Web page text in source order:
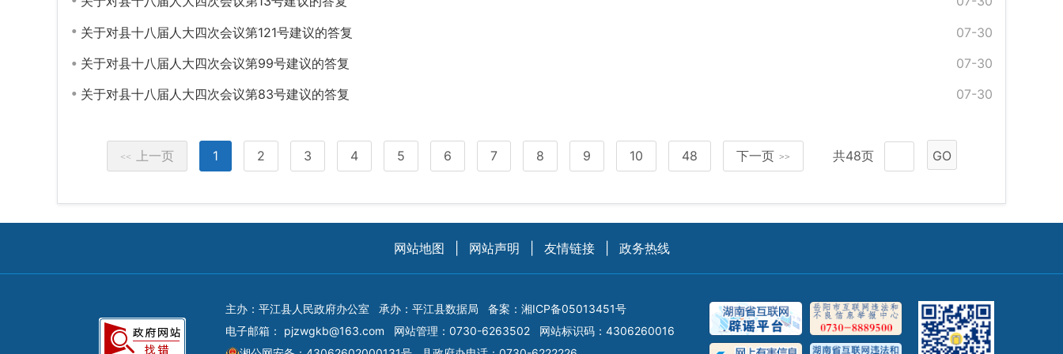
07-30
关于对县十八届人大四次会议第121号建议的答复
07-30
关于对县十八届人大四次会议第99号建议的答复
07-30
关于对县十八届人大四次会议第83号建议的答复
<< 上一页 1 2 3 4 5 6 7 8 9 10 48 下一页 >> 共48页 GO
网站地图 网站声明 友情链接 政务热线
主办：平江县人民政府办公室 承办：平江县数据局 备案： 湘ICP备05013451号
电子邮箱： pjzwgkb@163.com 网站管理：0730-6263502
网站标识码：4306260016